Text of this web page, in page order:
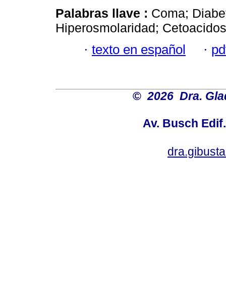
Palabras llave : Coma;
Hiperosmolaridad;
· texto en español ·
© 2026 Dra.
Av. Busch